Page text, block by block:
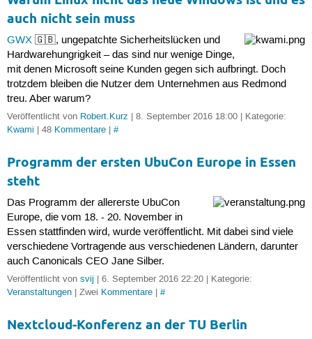
auch nicht sein muss
GWX🇬🇧, ungepatchte Sicherheitslücken und
Hardwarehungrigkeit – das sind nur wenige Dinge,
mit denen Microsoft seine Kunden gegen sich aufbringt. Doch
trotzdem bleiben die Nutzer dem Unternehmen aus Redmond
treu. Aber warum?
Veröffentlicht von Robert.Kurz | 8. September 2016 18:00 | Kategorie:
Kwami | 48 Kommentare| #
Programm der ersten UbuCon Europe in Essen
steht
Das Programm der allererste UbuCon
Europe, die vom 18. - 20. November in
Essen stattfinden wird, wurde veröffentlicht. Mit dabei sind viele
verschiedene Vortragende aus verschiedenen Ländern, darunter
auch Canonicals CEO Jane Silber.
Veröffentlicht von svij | 6. September 2016 22:20 | Kategorie:
Veranstaltungen| Zwei Kommentare| #
Nextcloud-Konferenz an der TU Berlin